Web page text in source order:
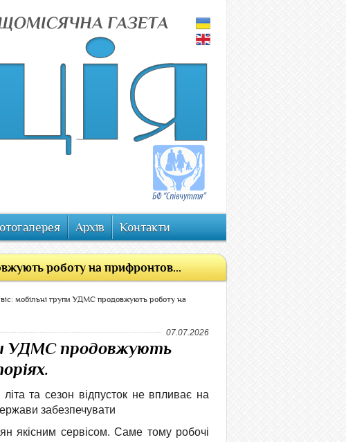
Архів Контакти
роботу на прифронтов...
мобільні групи УДМС продовжують роботу на
07.07.2026
УДМС продовжують
літа та сезон відпусток не впливає на
забезпечувати
якісним сервісом. Саме тому робочі